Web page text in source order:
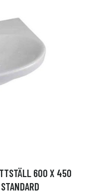
600 X 450